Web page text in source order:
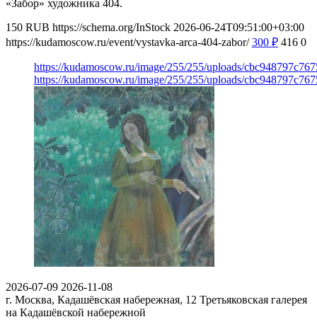
«Забор» художника 404.
150 RUB https://schema.org/InStock 2026-06-24T09:51:00+03:00
https://kudamoscow.ru/event/vystavka-arca-404-zabor/ 300 ₽ 416 0
https://kudamoscow.ru/image/255/255/uploads/
https://kudamoscow.ru/image/255/255/uploads/
2026-07-09 2026-11-08
г. Москва, Кадашёвская набережная, 12 Третьяковская галерея
на Кадашёвской набережной